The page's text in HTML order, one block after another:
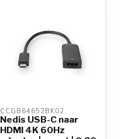
CCGB64652BK02
Nedis USB-C naar
HDMI 4K 60Hz